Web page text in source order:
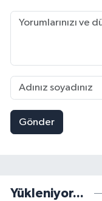
Gönder
Yükleniyor...